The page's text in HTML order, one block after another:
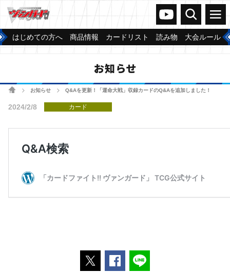
ヴァンガードch
検索 メニュー
はじめての方へ 商品情報 カードリスト 読み物 大会ルール
お知らせ
ホームお知らせ Q&Aを更新！「運命大戦」収録カードのQ&Aを追加しました！
2024/2/8 カード
ポストするFacebookでシェアする